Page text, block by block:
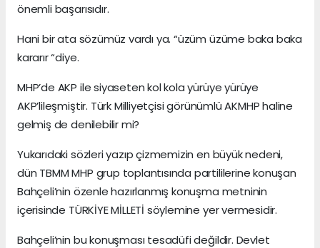
önemli başarısıdır.
Hani bir ata sözümüz vardı ya. “üzüm üzüme baka baka
kararır “diye.
MHP’de AKP ile siyaseten kol kola yürüye yürüye
AKP’lileşmiştir. Türk Milliyetçisi görünümlü AKMHP haline
gelmiş de denilebilir mi?
Yukarıdaki sözleri yazıp çizmemizin en büyük nedeni,
dün TBMM MHP grup toplantısında partililerine konuşan
Bahçeli’nin özenle hazırlanmış konuşma metninin
içerisinde TÜRKİYE MİLLETİ söylemine yer vermesidir.
Bahçeli’nin bu konuşması tesadüfi değildir. Devlet